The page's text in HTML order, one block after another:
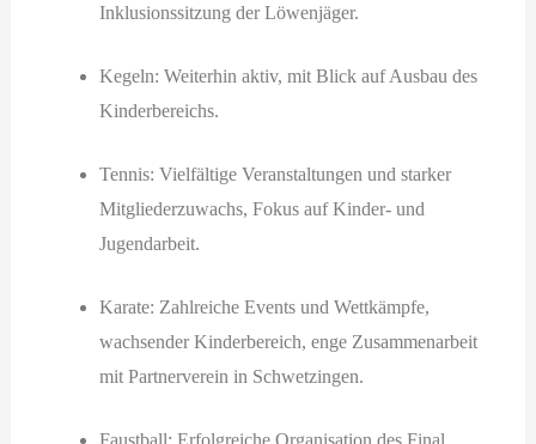
Inklusionssitzung der Löwenjäger.
Kegeln: Weiterhin aktiv, mit Blick auf Ausbau des
Kinderbereichs.
Tennis: Vielfältige Veranstaltungen und starker
Mitgliederzuwachs, Fokus auf Kinder- und
Jugendarbeit.
Karate: Zahlreiche Events und Wettkämpfe,
wachsender Kinderbereich, enge Zusammenarbeit
mit Partnerverein in Schwetzingen.